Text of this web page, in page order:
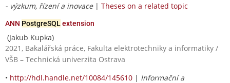
- výzkum, řízení a inovace| Theses on a related topic
ANN PostgreSQLextension
(Jakub Kupka)
2021, Bakalářská práce, Fakulta elektrotechniky a informatiky /
VŠB – Technická univerzita Ostrava
• http://hdl.handle.net/10084/145610 | Informační a